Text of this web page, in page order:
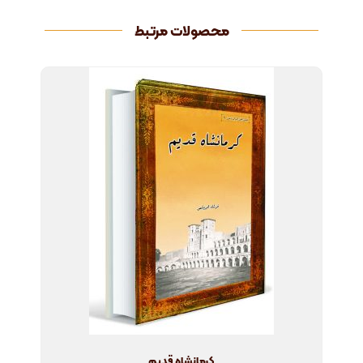
محصولات مرتبط